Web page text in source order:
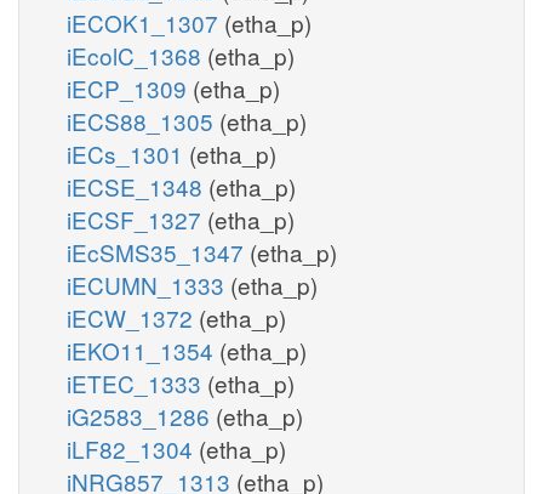
iECOK1_1307 (etha_p)
iEcolC_1368 (etha_p)
iECP_1309 (etha_p)
iECS88_1305 (etha_p)
iECs_1301 (etha_p)
iECSE_1348 (etha_p)
iECSF_1327 (etha_p)
iEcSMS35_1347 (etha_p)
iECUMN_1333 (etha_p)
iECW_1372 (etha_p)
iEKO11_1354 (etha_p)
iETEC_1333 (etha_p)
iG2583_1286 (etha_p)
iLF82_1304 (etha_p)
iNRG857_1313 (etha_p)